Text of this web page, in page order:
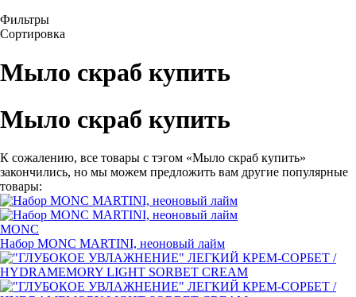
Фильтры
Сортировка
Мыло скраб купить
Мыло скраб купить
К сожалению, все товары с тэгом «Мыло скраб купить»
закончились, но мы можем предложить вам другие популярные
товары:
MONC
Набор MONC MARTINI, неоновый лайм